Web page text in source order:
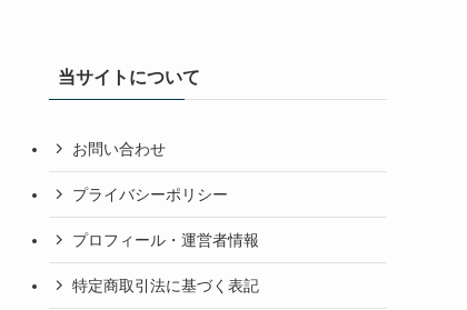
当サイトについて
お問い合わせ
プライバシーポリシー
プロフィール・運営者情報
特定商取引法に基づく表記